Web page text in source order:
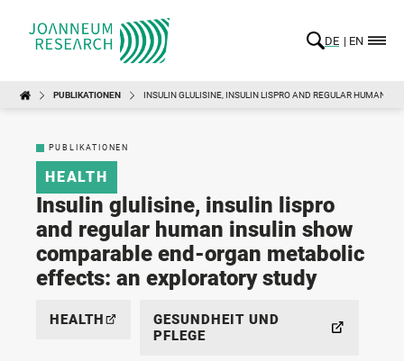
DE EN
PUBLIKATIONEN INSULIN GLULISINE, INSULIN LISPRO AND REGULAR HUMAN
PUBLIKATIONEN
HEALTH
Insulin glulisine, insulin lispro
and regular human insulin show
comparable end-organ metabolic
effects: an exploratory study
HEALTH
GESUNDHEIT UND
PFLEGE